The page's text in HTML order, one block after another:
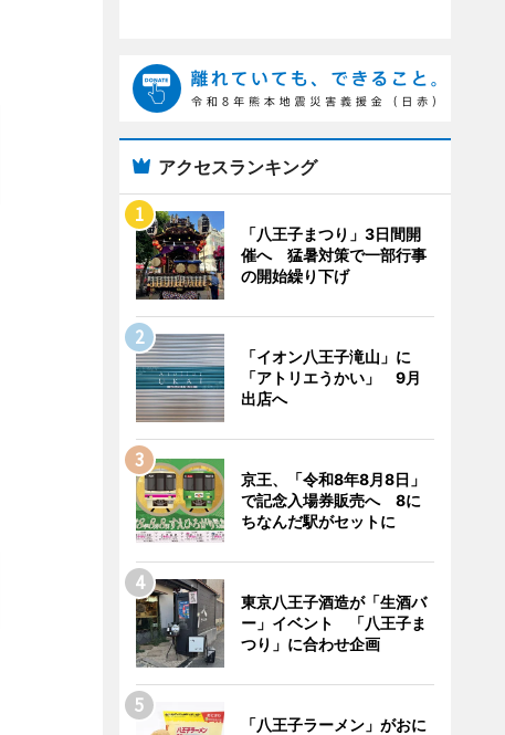
アクセスランキング
「八王子まつり」3日間開
催へ 猛暑対策で一部行事
の開始繰り下げ
「イオン八王子滝山」に
「アトリエうかい」 9月
出店へ
京王、「令和8年8月8日」
で記念入場券販売へ 8に
ちなんだ駅がセットに
東京八王子酒造が「生酒バ
ー」イベント 「八王子ま
つり」に合わせ企画
「八王子ラーメン」がおに